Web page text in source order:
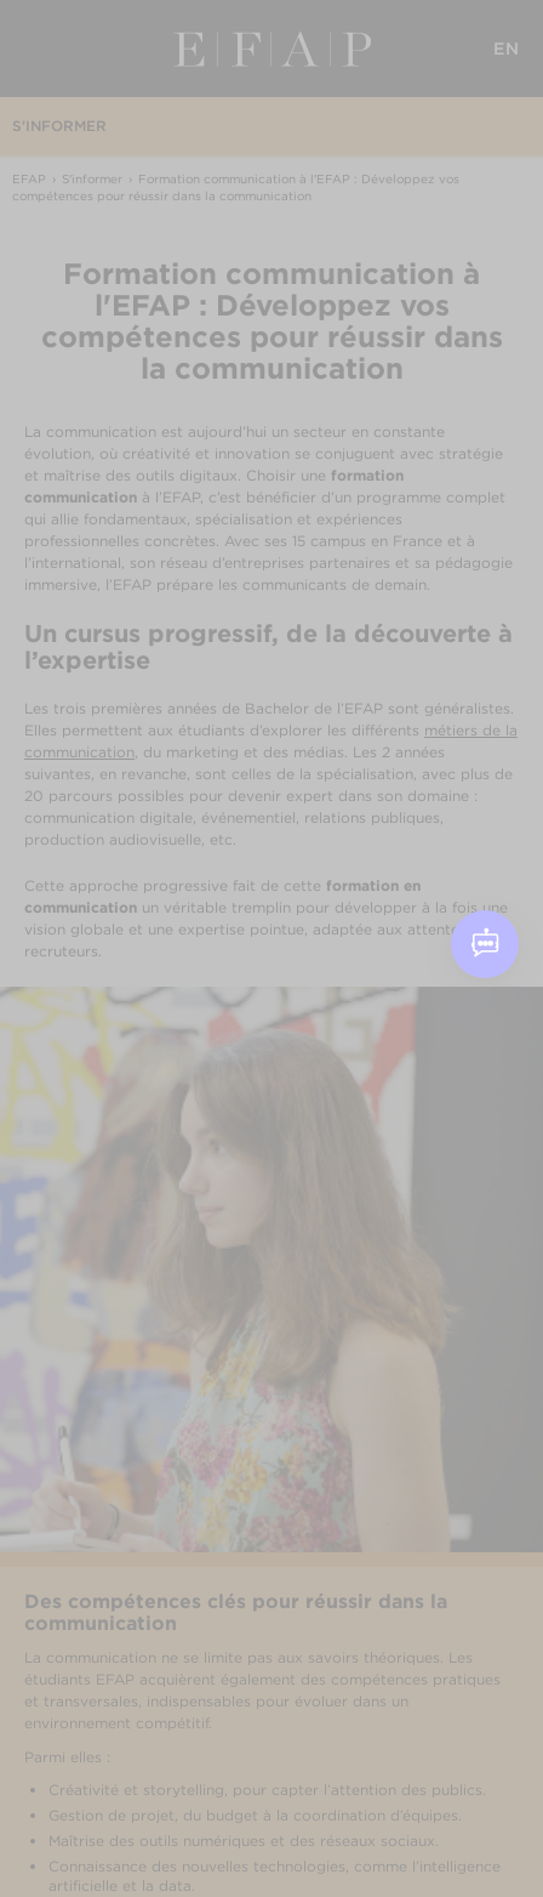
EN
S'INFORMER
EFAP S'informer
Formation communication à l'EFAP : Développez vos
compétences pour réussir dans la communication
Formation communication à
l'EFAP : Développez vos
compétences pour réussir dans
la communication
La communication est aujourd’hui un secteur en constante
évolution, où créativité et innovation se conjuguent avec stratégie
et maîtrise des outils digitaux. Choisir une formation
communication à l’EFAP, c’est bénéficier d’un programme complet
qui allie fondamentaux, spécialisation et expériences
professionnelles concrètes. Avec ses 15 campus en France et à
l’international, son réseau d’entreprises partenaires et sa pédagogie
immersive, l’EFAP prépare les communicants de demain.
Un cursus progressif, de la découverte à
l’expertise
Les trois premières années de Bachelor de l’EFAP sont généralistes.
Elles permettent aux étudiants d’explorer les différents métiers de la
communication, du marketing et des médias. Les 2 années
suivantes, en revanche, sont celles de la spécialisation, avec plus de
20 parcours possibles pour devenir expert dans son domaine :
communication digitale, événementiel, relations publiques,
production audiovisuelle, etc.
Cette approche progressive fait de cette formation en
communication un véritable tremplin pour développer à la fois une
vision globale et une expertise pointue, adaptée aux attentes des
recruteurs.
Des compétences clés pour réussir dans la
communication
La communication ne se limite pas aux savoirs théoriques. Les
étudiants EFAP acquièrent également des compétences pratiques
et transversales, indispensables pour évoluer dans un
environnement compétitif.
Parmi elles :
Créativité et storytelling, pour capter l’attention des publics.
Gestion de projet, du budget à la coordination d’équipes.
Maîtrise des outils numériques et des réseaux sociaux.
Connaissance des nouvelles technologies, comme l’intelligence
artificielle et la data.